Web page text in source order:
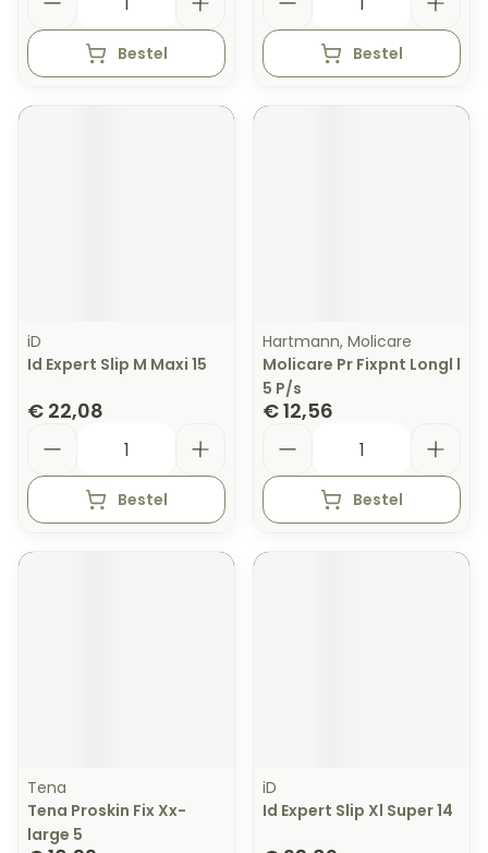
Bestel Bestel
iD
Id Expert Slip M Maxi 15
€ 22,08
Bestel
Hartmann, Molicare
Molicare Pr Fixpnt Longl l
5 P/s
€ 12,56
Bestel
Tena
Tena Proskin Fix Xx-
large 5
iD
Id Expert Slip Xl Super 14